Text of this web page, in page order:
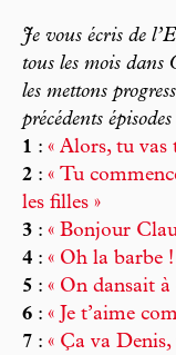
Je vous écris de
tous les mois dans
les mettons
précédents épisodes
1 : « Alors, tu vas
2 : « Tu
les filles »
3 : « Bonjour
4 : « Oh la barbe !
5 : « On dansait
6 : « Je t’aime
7 : « Ça va